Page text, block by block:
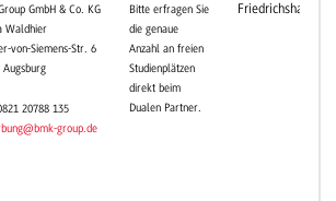
GmbH & Co. KG
Waldhier
von-Siemens-Str. 6
Augsburg
20788 135
group.de
Bitte erfragen Sie
die genaue
Anzahl an freien
Studienplätzen
direkt beim
Dualen Partner.
Friedrichshafen